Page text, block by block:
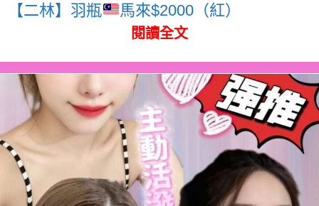
【二林】羽瓶 馬來$2000（紅）
閱讀全文